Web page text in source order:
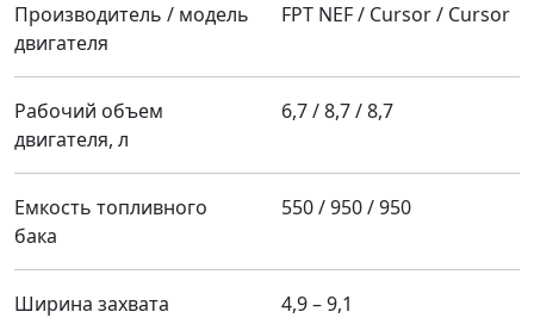
Производитель / модель
двигателя
FPT NEF / Cursor / Cursor
Рабочий объем
двигателя, л
6,7 / 8,7 / 8,7
Емкость топливного
бака
550 / 950 / 950
Ширина захвата
4,9 – 9,1